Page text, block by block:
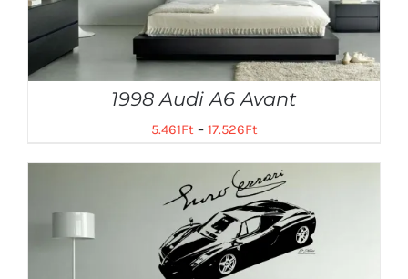
1998 Audi A6 Avant
5.461Ft– 17.526Ft